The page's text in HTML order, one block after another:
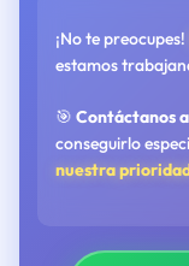
¡No te preocupes!
estamos
🎯 Contáctanos
conseguirlo
nuestra